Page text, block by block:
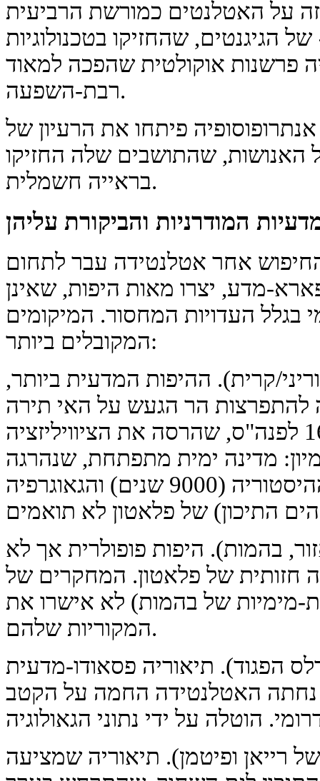
הכריזה על האטלנטים כמורשת הרביעית
הגיגנטים, שהחזיקו בטכנולוגיות
פרשנות אוקולטית שהפכה למאוד
רבת-השפעה.
פיתחו את הרעיון של
האנושות, שהתושבים שלה החזיקו
בראייה חשמלית.
המודרניות והביקורת עליהן
ה-20–21, החיפוש אחר אטלנטידה עבר לתחום
מדע, יצרו מאות היפות, שאינן
העדויות המחסור. המיקומים
המקובלים ביותר:
קרית). ההיפות המדעית ביותר,
הר הגעש על האי תירה
(סנטוריני) בערך 1600 לפנה"ס, שהרסה את הציוויליזציה
מדינה ימית מתפתחת, שנהרגה
בקטסטרופה. אולם ההיסטוריה (9000 שנים) והגאוגרפיה
בהמות). היפות פופולרית אך לא
של פלאטון. המחקרים של
מימיות של בהמות) לא אישרו את
המקוריות שלהם.
הפגוד). תיאוריה פסאודו-מדעית
האטלנטידה החמה על הקטב
רייאן ופיטמן). תיאוריה שמציעה